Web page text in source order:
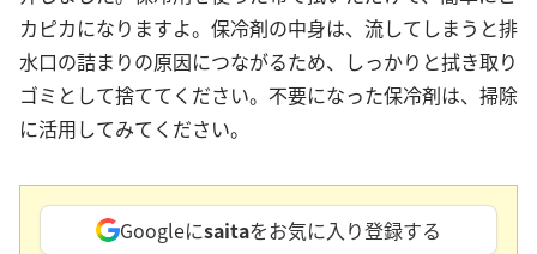
カピカになりますよ。保冷剤の中身は、流してしまうと排
水口の詰まりの原因につながるため、しっかりと拭き取り
ゴミとして捨ててください。不要になった保冷剤は、掃除
に活用してみてください。
Googleにsaitaをお気に入り登録する